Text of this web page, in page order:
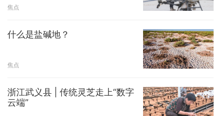
焦点
什么是盐碱地？
焦点
浙江武义县 | 传统灵芝走上“数字
云端”